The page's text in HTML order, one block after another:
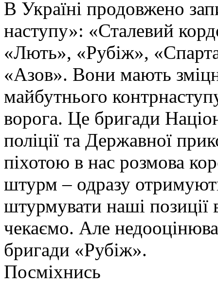
В Україні продовжено
наступу»: «Сталевий
«Лють», «Рубіж»,
«Азов». Вони мають
майбутнього
ворога. Це бригади
поліції та Державної
піхотою в нас розмова
штурм – одразу
штурмувати наші позиції
чекаємо. Але
бригади «Рубіж».
Посміхнись